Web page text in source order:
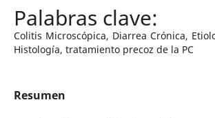
Colitis Microscópica, Diarrea Crónica,
Histología, tratamiento precoz de la PC
Resumen